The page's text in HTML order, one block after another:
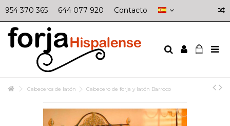
954 370 365 644 077 920 Contacto
Cabeceros de latón Cabecero de forja y latón Barroco